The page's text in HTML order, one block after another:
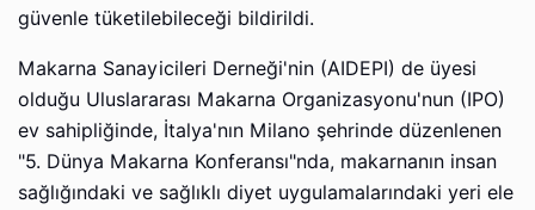
güvenle tüketilebileceği bildirildi.
Makarna Sanayicileri Derneği'nin (AIDEPI) de üyesi
olduğu Uluslararası Makarna Organizasyonu'nun (IPO)
ev sahipliğinde, İtalya'nın Milano şehrinde düzenlenen
"5. Dünya Makarna Konferansı"nda, makarnanın insan
sağlığındaki ve sağlıklı diyet uygulamalarındaki yeri ele